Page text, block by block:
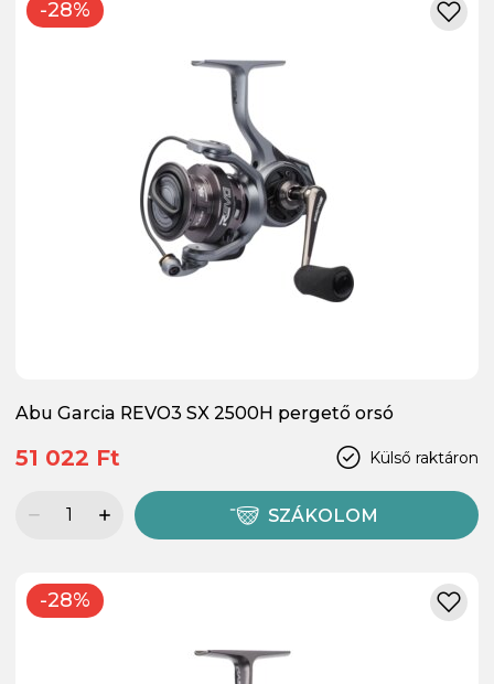
-28%
Abu Garcia REVO3 SX 2500H pergető orsó
Külső raktáron
51 022 Ft
SZÁKOLOM
-28%